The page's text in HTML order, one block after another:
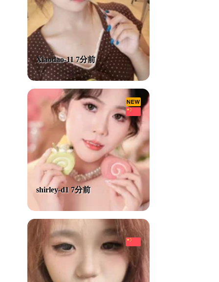
Xiaodao-11 7分前
shirley-d1 7分前